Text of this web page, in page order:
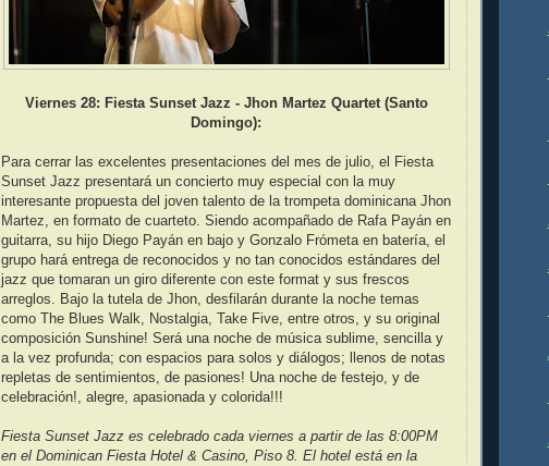
Viernes 28: Fiesta Sunset Jazz - Jhon Martez Quartet (Santo
Domingo):
Para cerrar las excelentes presentaciones del mes de julio, el Fiesta
Sunset Jazz presentará un concierto muy especial con la muy
interesante propuesta del joven talento de la trompeta dominicana Jhon
Martez, en formato de cuarteto. Siendo acompañado de Rafa Payán en
guitarra, su hijo Diego Payán en bajo y Gonzalo Frómeta en batería, el
grupo hará entrega de reconocidos y no tan conocidos estándares del
jazz que tomaran un giro diferente con este format y sus frescos
arreglos. Bajo la tutela de Jhon, desfilarán durante la noche temas
como The Blues Walk, Nostalgia, Take Five, entre otros, y su original
composición Sunshine! Será una noche de música sublime, sencilla y
a la vez profunda; con espacios para solos y diálogos; llenos de notas
repletas de sentimientos, de pasiones! Una noche de festejo, y de
celebración!, alegre, apasionada y colorida!!!
Fiesta Sunset Jazz es celebrado cada viernes a partir de las 8:00PM
en el Dominican Fiesta Hotel & Casino, Piso 8. El hotel está en la